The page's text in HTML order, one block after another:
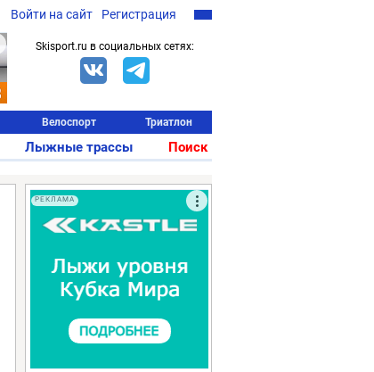
Войти на сайт Регистрация
Skisport.ru в социальных сетях:
Велоспорт Триатлон
Лыжные трассы Поиск
РЕКЛАМА